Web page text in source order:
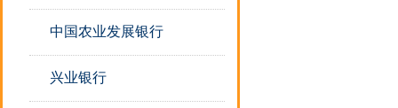
中国农业发展银行
兴业银行